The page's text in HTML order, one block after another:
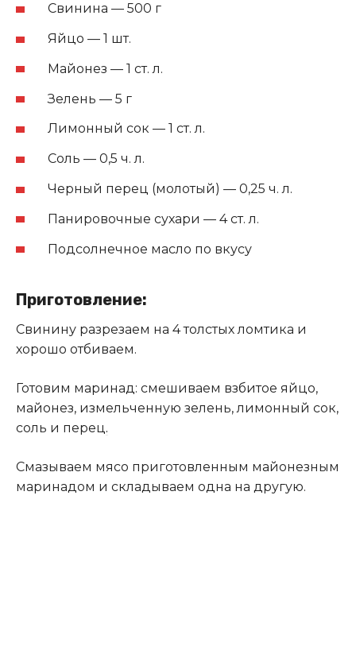
Свинина — 500 г
Яйцо — 1 шт.
Майонез — 1 ст. л.
Зелень — 5 г
Лимонный сок — 1 ст. л.
Соль — 0,5 ч. л.
Черный перец (молотый) — 0,25 ч. л.
Панировочные сухари — 4 ст. л.
Подсолнечное масло по вкусу
Приготовление:
Свинину разрезаем на 4 толстых ломтика и
хорошо отбиваем.
Готовим маринад: смешиваем взбитое яйцо,
майонез, измельченную зелень, лимонный сок,
соль и перец .
Смазываем мясо приготовленным майонезным
маринадом и складываем одна на другую.